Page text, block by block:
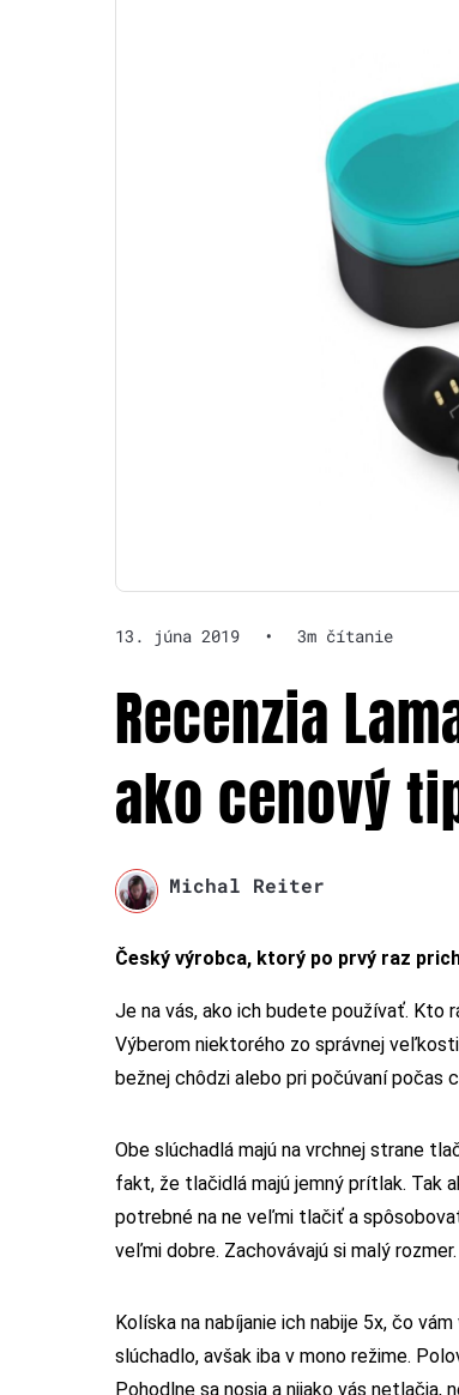
13. júna 2019 • 3m čítanie
Recenzia
ako cenový
Michal Reiter
Český výrobca, ktorý po prvý raz
Je na vás, ako ich budete používať. Kto
Výberom niektorého zo správnej
bežnej chôdzi alebo pri počúvaní počas
Obe slúchadlá majú na vrchnej strane
fakt, že tlačidlá majú jemný prítlak. Tak
potrebné na ne veľmi tlačiť a
veľmi dobre. Zachovávajú si malý
Kolíska na nabíjanie ich nabije 5x, čo
slúchadlo, avšak iba v mono režime.
Pohodlne sa nosia a nijako vás